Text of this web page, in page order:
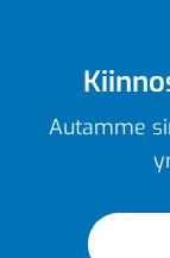
Autamme